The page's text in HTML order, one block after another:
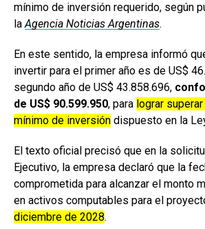
mínimo de inversión requerido, según
laAgencia Noticias Argentinas.
En este sentido, la empresa informó
invertir para el primer año es de US$
segundo año de US$ 43.858.696,
de US$ 90.599.950, para lograr
mínimo de inversión dispuesto en la
El texto oficial precisó que en la
Ejecutivo, la empresa declaró que la
comprometida para alcanzar el monto
en activos computables para el
diciembre de 2028.